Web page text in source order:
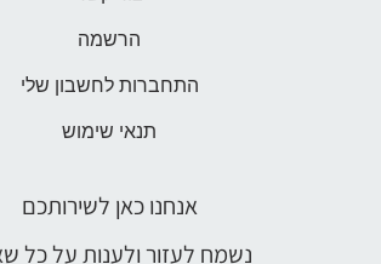
הרשמה
התחברות לחשבון שלי
תנאי שימוש
אנחנו כאן לשירותכם
נשמח לעזור ולענות על כל